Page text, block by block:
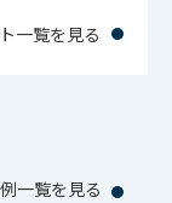
一覧を見る
一覧を見る